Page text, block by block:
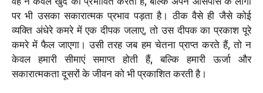
पर भी उसका सकारात्मक प्रभाव पड़ता है। ठीक वैसे ही जैसे कोई
व्यक्ति अंधेरे कमरे में एक दीपक जलाए, तो उस दीपक का प्रकाश पूरे
कमरे में फैल जाएगा। उसी तरह जब हम चेतना प्राप्त करते हैं, तो न
केवल हमारी सीमाएं समाप्त होती हैं, बल्कि हमारी ऊर्जा और
सकारात्मकता दूसरों के जीवन को भी प्रकाशित करती है।